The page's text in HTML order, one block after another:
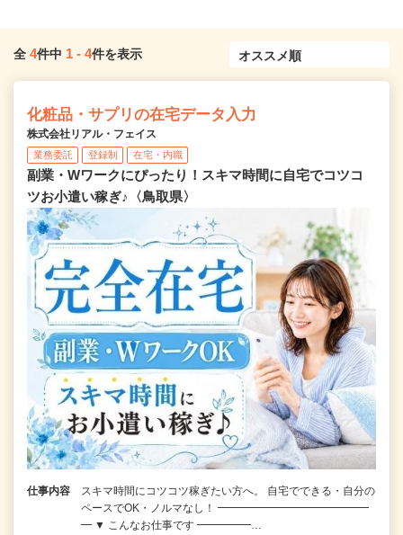
全 4件中 1 - 4件を表示
化粧品・サプリの在宅データ入力
株式会社リアル・フェイス
業務委託 登録制 在宅・内職
副業・Wワークにぴったり！スキマ時間に自宅でコツコ
ツお小遣い稼ぎ♪〈鳥取県〉
仕事内容
スキマ時間にコツコツ稼ぎたい方へ。 自宅でできる・自分の
ペースでOK・ノルマなし！ ━━━━━━━━━━━━━━
━ ▼ こんなお仕事です ━━━━━…